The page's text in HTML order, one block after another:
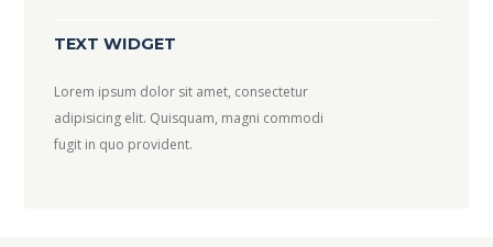
TEXT WIDGET
Lorem ipsum dolor sit amet, consectetur
adipisicing elit. Quisquam, magni commodi
fugit in quo provident.